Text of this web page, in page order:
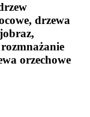
drzewa
orzechowe